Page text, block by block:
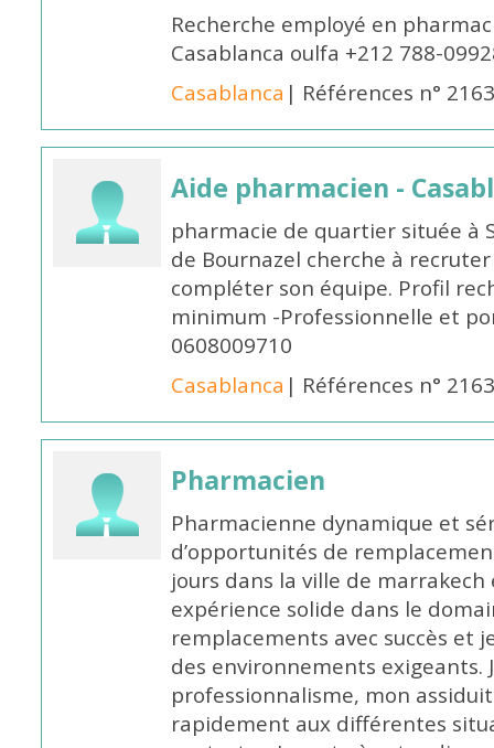
Recherche employé en
Casablanca oulfa +212 788-
Casablanca | Références n°
Aide pharmacien -
pharmacie de quartier située à
de Bournazel cherche à
compléter son équipe. Profil
minimum -Professionnelle et
0608009710
Casablanca | Références n°
Pharmacien
Pharmacienne dynamique et
d’opportunités de
jours dans la ville de marrakech
expérience solide dans le
remplacements avec succès et
des environnements exigeants.
professionnalisme, mon
rapidement aux différentes